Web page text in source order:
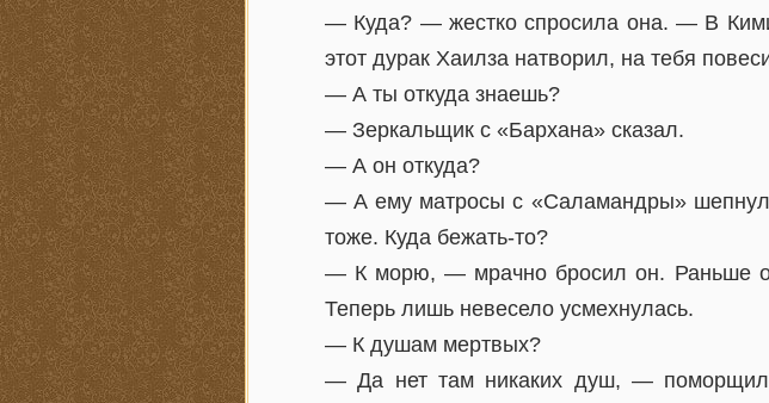
— Куда? — жестко спросила она. — В
этот дурак Хаилза натворил, на тебя
— А ты откуда знаешь?
— Зеркальщик с «Бархана» сказал.
— А он откуда?
— А ему матросы с «Саламандры»
тоже. Куда бежать-то?
— К морю, — мрачно бросил он. Раньше
Теперь лишь невесело усмехнулась.
— К душам мертвых?
— Да нет там никаких душ, —